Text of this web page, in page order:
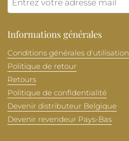
Informations générales
Conditions générales d'utilisation
Politique de retour
Retours
Politique de confidentialité
Devenir distributeur Belgique
Devenir revendeur Pays-Bas